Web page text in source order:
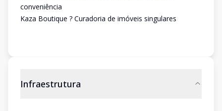
conveniência
Kaza Boutique ? Curadoria de imóveis singulares
Infraestrutura